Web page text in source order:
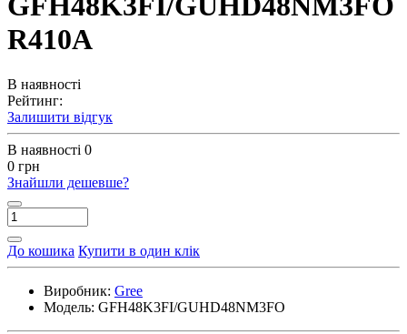
R410A
В наявності
Рейтинг:
Залишити відгук
В наявності 0
0 грн
Знайшли дешевше?
До кошика Купити в один клік
Виробник: Gree
Модель: GFH48K3FI/GUHD48NM3FO